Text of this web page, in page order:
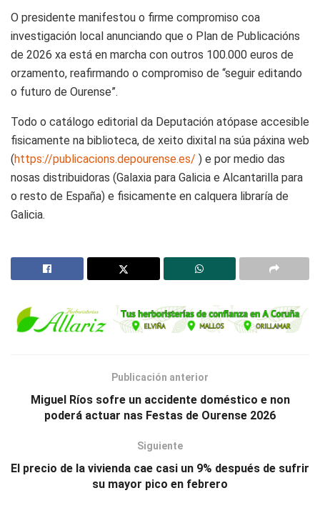
O presidente manifestou o firme compromiso coa
investigación local anunciando que o Plan de Publicacións
de 2026 xa está en marcha con outros 100.000 euros de
orzamento, reafirmando o compromiso de “seguir editando
o futuro de Ourense”.
Todo o catálogo editorial da Deputación atópase accesible
fisicamente na biblioteca, de xeito dixital na súa páxina web
(https://publicacions.depourense.es/ ) e por medio das
nosas distribuidoras (Galaxia para Galicia e Alcantarilla para
o resto de España) e fisicamente en calquera libraría de
Galicia.
Publicación anterior
Miguel Ríos sofre un accidente doméstico e non
poderá actuar nas Festas de Ourense 2026
Siguiente
El precio de la vivienda cae casi un 9% después de sufrir
su mayor pico en febrero